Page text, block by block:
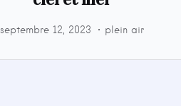
septembre 12, 2023 plein air